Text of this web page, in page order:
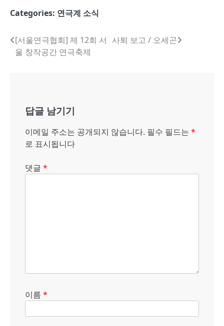
Categories: 연극계 소식
글
내
[서울연극협회] 제 12회 서
울 창작공간 연극축제
사퇴 보고 / 오세곤
답글 남기기
이메일 주소는 공개되지 않습니다. 필수 필드는 *
로 표시됩니다
댓글 *
이름 *